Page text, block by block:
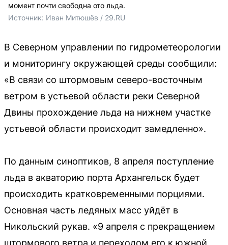
момент почти свободна ото льда.
Источник: Иван Митюшёв / 29.RU
В Северном управлении по гидрометеорологии
и мониторингу окружающей среды сообщили:
«В связи со штормовым северо-восточным
ветром в устьевой области реки Северной
Двины прохождение льда на нижнем участке
устьевой области происходит замедленно».
По данным синоптиков, 8 апреля поступление
льда в акваторию порта Архангельск будет
происходить кратковременными порциями.
Основная часть ледяных масс уйдёт в
Никольский рукав. «9 апреля с прекращением
штормового ветра и переходом его к южной